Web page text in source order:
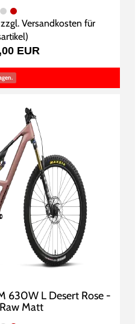
Versandkosten für
)
EUR
630W L Desert Rose -
Matt